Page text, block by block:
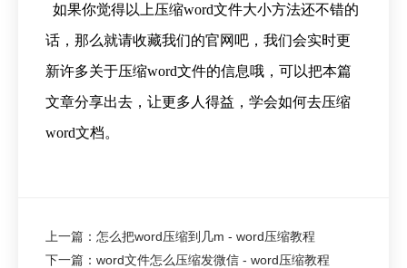
如果你觉得以上压缩word文件大小方法还不错的
话，那么就请收藏我们的官网吧，我们会实时更
新许多关于压缩word文件的信息哦，可以把本篇
文章分享出去，让更多人得益，学会如何去压缩
word文档。
上一篇：怎么把word压缩到几m - word压缩教程
下一篇：word文件怎么压缩发微信 - word压缩教程